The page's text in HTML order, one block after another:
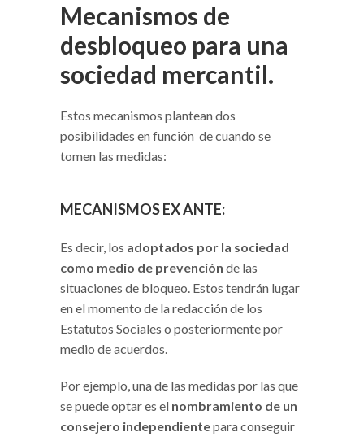
Mecanismos de
desbloqueo para una
sociedad mercantil.
Estos mecanismos plantean dos
posibilidades en función de cuando se
tomen las medidas:
MECANISMOS EX ANTE:
Es decir, los adoptados por la sociedad
como medio de prevención de las
situaciones de bloqueo. Estos tendrán lugar
en el momento de la redacción de los
Estatutos Sociales o posteriormente por
medio de acuerdos.
Por ejemplo, una de las medidas por las que
se puede optar es el nombramiento de un
consejero independientepara conseguir